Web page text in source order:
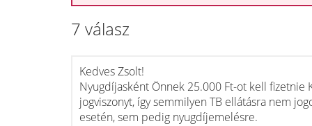
7 válasz
Kedves Zsolt!
Nyugdíjasként Önnek 25.000 Ft-ot kell fizetnie
jogviszonyt, így semmilyen TB ellátásra nem
esetén, sem pedig nyugdíjemelésre.